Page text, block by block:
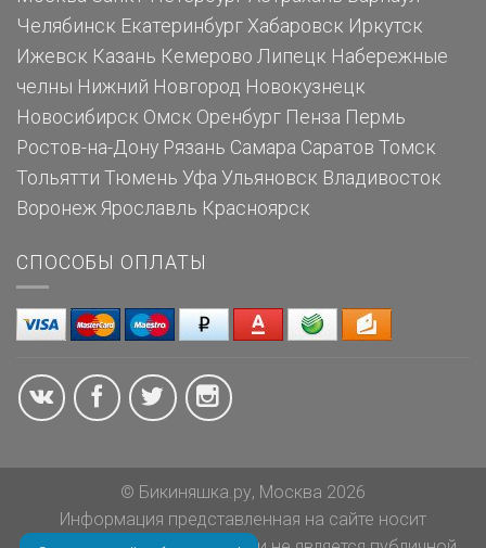
Челябинск Екатеринбург Хабаровск Иркутск
Ижевск Казань Кемерово Липецк Набережные
челны Нижний Новгород Новокузнецк
Новосибирск Омск Оренбург Пенза Пермь
Ростов-на-Дону Рязань Самара Саратов Томск
Тольятти Тюмень Уфа Ульяновск Владивосток
Воронеж Ярославль Красноярск
СПОСОБЫ ОПЛАТЫ
© Бикиняшка.ру, Москва 2026
Информация представленная на сайте носит